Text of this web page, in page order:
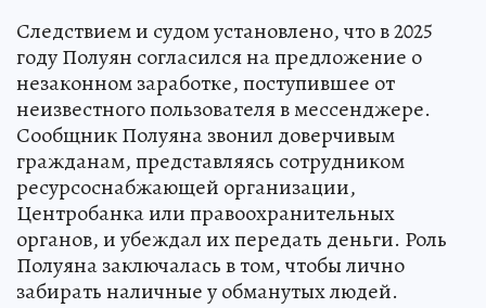
Следствием и судом установлено, что в 2025
году Полуян согласился на предложение о
незаконном заработке, поступившее от
неизвестного пользователя в мессенджере.
Сообщник Полуяна звонил доверчивым
гражданам, представляясь сотрудником
ресурсоснабжающей организации,
Центробанка или правоохранительных
органов, и убеждал их передать деньги. Роль
Полуяна заключалась в том, чтобы лично
забирать наличные у обманутых людей.